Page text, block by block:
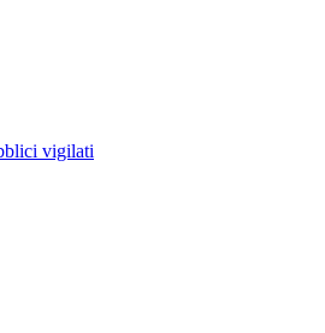
vigilati